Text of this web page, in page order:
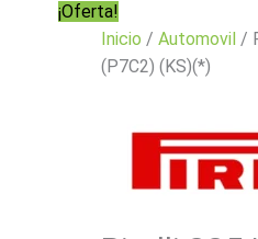
¡Oferta!
Inicio /Automovil /
(P7C2) (KS)(*)